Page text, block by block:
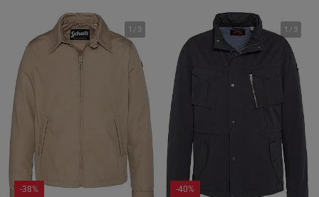
1 / 3
-38%
1 / 3
-40%